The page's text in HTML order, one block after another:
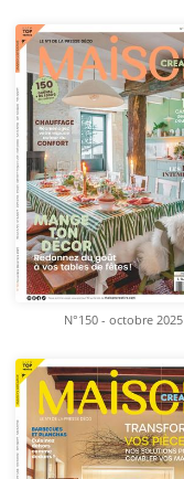
N°150 - octobre 2025